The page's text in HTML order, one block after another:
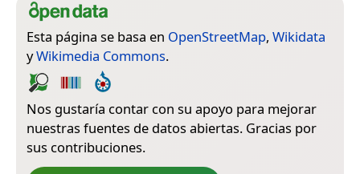
Esta página se basa en OpenStreetMap, Wikidata
yWikimedia Commons.
Nos gustaría contar con su apoyo para mejorar
nuestras fuentes de datos abiertas. Gracias por
sus contribuciones.